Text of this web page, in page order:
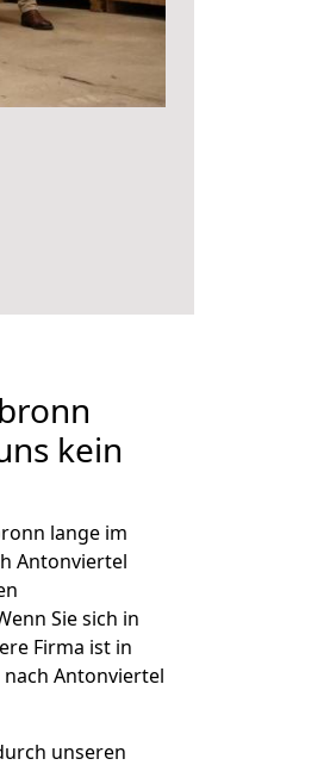
kein
lange im
Antonviertel
Sie sich in
Firma ist in
Antonviertel
unseren